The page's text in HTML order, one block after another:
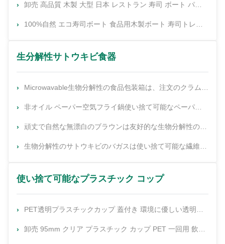
卸売 高品質 木製 大型 日本 レストラン 寿司 ボート パーティ 大きい 腹部 寿司 ボート 寿司
100%自然 エコ寿司ボート 食品用木製ボート 寿司トレイ ファストフード
生分解性サトウキビ食器
Microwavable生物分解性の食品包装箱は、注文のクラムシェル箱取る
非オイル ペーパー空気フライ鍋使い捨て可能なペーパーはさみ金の棒の硫酸紙
頑丈で自然な無漂白のブラウンは友好的な生物分解性のEcoをめっきする
生物分解性のサトウキビのバガスは使い捨て可能な繊維のパルプのコップ12ozを取るすくう
使い捨て可能なプラスチック コップ
PET透明プラスチックカップ 蓋付き 環境に優しい透明プラスチックカップ
卸売 95mm クリア プラスチック カップ PET 一回用 飲み物 カップ 氷 コーヒー ジュース ボバ